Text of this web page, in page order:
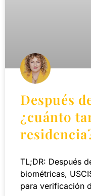
Después
¿cuánto
TL;DR: Después
biométricas,
para verificación